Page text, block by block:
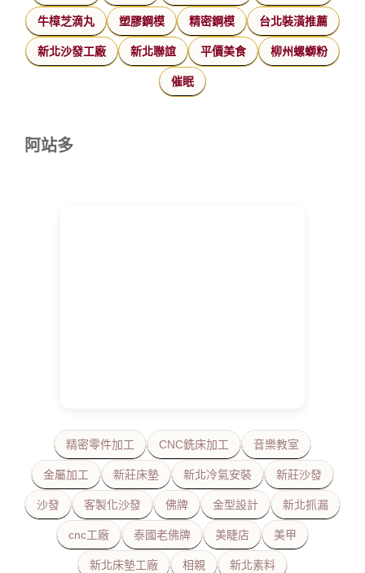
牛樟芝滴丸 塑膠鋼模 精密鋼模 台北裝潢推薦
新北沙發工廠 新北聯誼 平價美食 柳州螺螄粉
催眠
阿站多
精密零件加工 CNC銑床加工 音樂教室
金屬加工 新莊床墊 新北冷氣安裝 新莊沙發
沙發 客製化沙發 佛牌 金型設計 新北抓漏
cnc工廠 泰國老佛牌 美睫店 美甲
新北床墊工廠 相親 新北素料